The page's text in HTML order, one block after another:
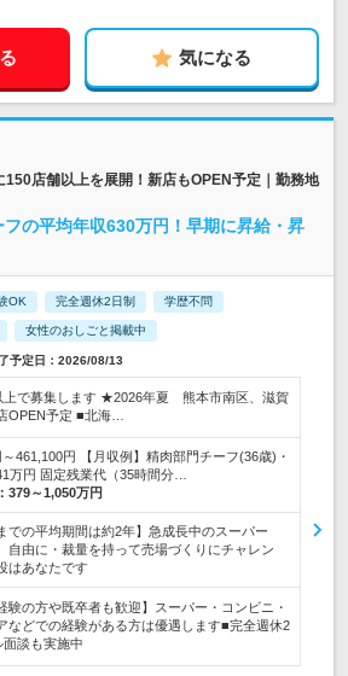
気になる
150店舗以上を展開！新店もOPEN予定｜勤務地
フの平均年収630万円！早期に昇給・昇
OK 完全週休2日制 学歴不問
女性のおしごと掲載中
予定日：2026/08/13
上で募集します ★2026年夏 熊本市南区、滋賀
OPEN予定 ■北海…
461,100円 【月収例】精肉部門チーフ(36歳)・
万円 固定残業代（35時間分…
379～1,050万円
での平均期間は約2年】急成長中のスーパー
自由に・裁量を持って売場づくりにチャレン
はあなたです
験の方や既卒者も歓迎】スーパー・コンビニ・
などでの経験がある方は優遇します■完全週休2
談も実施中